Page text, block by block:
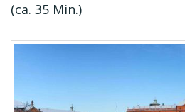
(ca. 35 Min.)